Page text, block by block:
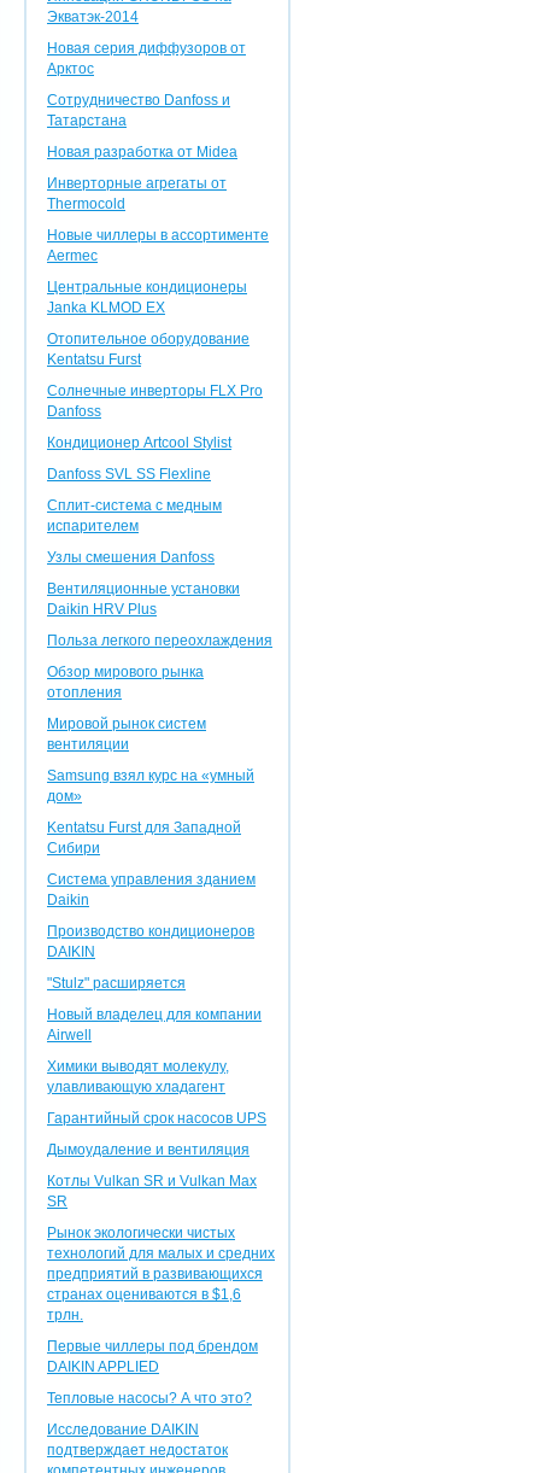
Экватэк-2014
Новая серия диффузоров от
Арктос
Сотрудничество Danfoss и
Татарстана
Новая разработка от Midea
Инверторные агрегаты от
Thermocold
Новые чиллеры в ассортименте
Aermec
Центральные кондиционеры
Janka KLMOD EX
Отопительное оборудование
Kentatsu Furst
Солнечные инверторы FLX Pro
Danfoss
Кондиционер Artcool Stylist
Danfoss SVL SS Flexline
Сплит-система с медным
испарителем
Узлы смешения Danfoss
Вентиляционные установки
Daikin HRV Plus
Польза легкого переохлаждения
Обзор мирового рынка
отопления
Мировой рынок систем
вентиляции
Samsung взял курс на «умный
дом»
Kentatsu Furst для Западной
Сибири
Система управления зданием
Daikin
Производство кондиционеров
DAIKIN
"Stulz" расширяется
Новый владелец для компании
Airwell
Химики выводят молекулу,
улавливающую хладагент
Гарантийный срок насосов UPS
Дымоудаление и вентиляция
Котлы Vulkan SR и Vulkan Max
SR
Рынок экологически чистых
технологий для малых и средних
предприятий в развивающихся
странах оцениваются в $1,6
трлн.
Первые чиллеры под брендом
DAIKIN APPLIED
Тепловые насосы? А что это?
Исследование DAIKIN
подтверждает недостаток